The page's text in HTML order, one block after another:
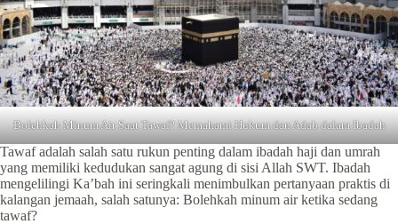
Bolehkah Minum Air Saat Tawaf? Memahami Hukum dan Adab dalam Ibadah
Tawaf adalah salah satu rukun penting dalam ibadah haji dan umrah
yang memiliki kedudukan sangat agung di sisi Allah SWT. Ibadah
mengelilingi Ka’bah ini seringkali menimbulkan pertanyaan praktis di
kalangan jemaah, salah satunya: Bolehkah minum air ketika sedang
tawaf?